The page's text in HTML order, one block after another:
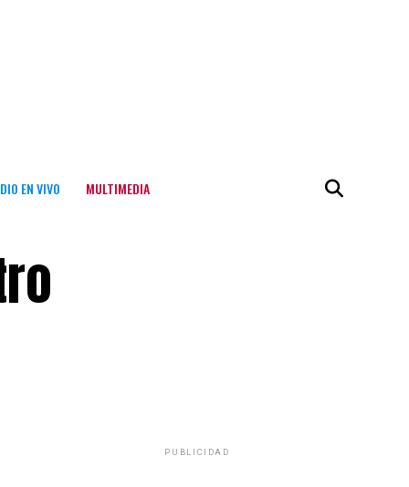
EN VIVO MULTIMEDIA
PUBLICIDAD